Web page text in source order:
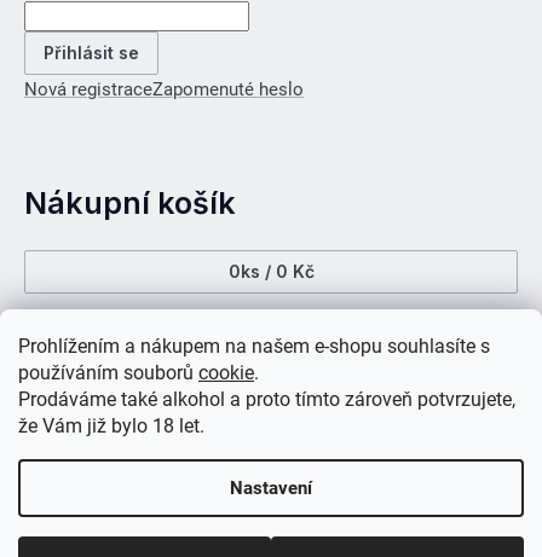
Prohlížením a nákupem na našem e-shopu souhlasíte s
používáním souborů cookie.
Prodáváme také alkohol a proto tímto zároveň potvrzujete,
že Vám již bylo 18 let.
Nastavení
Přihlásit se
Nová registraceZapomenuté heslo
Nákupní košík
0ks / 0 Kč
. Všechna práva vyhrazena.